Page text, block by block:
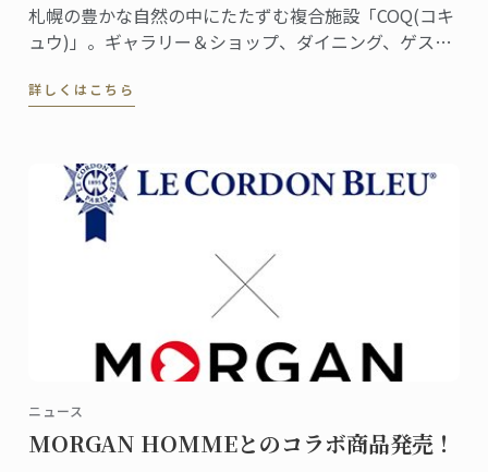
札幌の豊かな自然の中にたたずむ複合施設「COQ(コキ
ュウ)」。ギャラリー＆ショップ、ダイニング、ゲスト
ラン一つ星のレストラン「akinagao」とのコラボレー
詳しくはこちら
ニュース
MORGAN HOMMEとのコラボ商品発売！